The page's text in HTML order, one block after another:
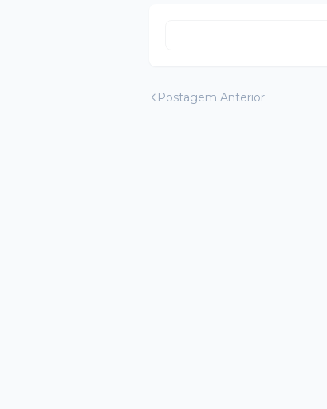
Postagem Anterior